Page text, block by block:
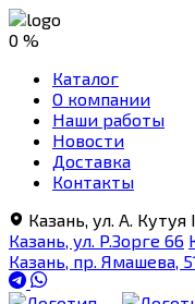
0 %
Каталог
О компании
Наши работы
Новости
Доставка
Контакты
Казань, ул. А. Кутуя
Казань, ул. Р.Зорге 66
Казань, пр. Ямашева,